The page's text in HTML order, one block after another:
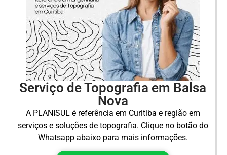
Serviço de Topografia em Balsa
Nova
A PLANISUL é referência em Curitiba e região em
serviços e soluções de topografia. Clique no botão do
Whatsapp abaixo para mais informações.